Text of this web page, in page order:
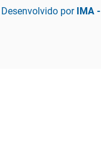
Desenvolvido por IMA